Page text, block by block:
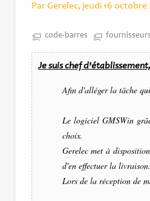
Par Gerelec, jeudi 16 octobre
code-barres fournisseurs
Je suis chef
Afin d'alléger la tâche
Le logiciel GMSWin
choix.
Gerelec met à
d'en effectuer la livraison.
Lors de la réception de